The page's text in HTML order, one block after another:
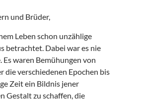
und Brüder,
Leben schon unzählige
betrachtet. Dabei war es nie
Es waren Bemühungen von
die verschiedenen Epochen bis
Zeit ein Bildnis jener
Gestalt zu schaffen, die